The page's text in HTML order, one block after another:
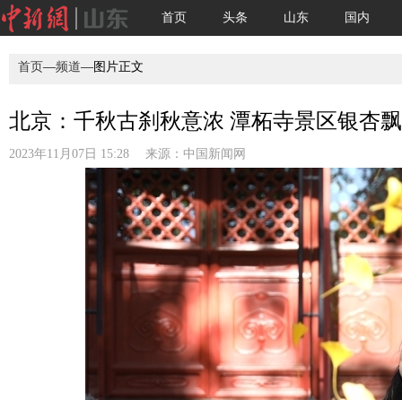
首页 头条 山东 国内
首页—频道—图片正文
北京：千秋古刹秋意浓 潭柘寺景区银杏
2023年11月07日 15:28 来源： 中国新闻网